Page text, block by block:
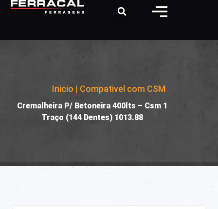
Inicio | Compativel com CSM
Cremalheira P/ Betoneira 400lts – Csm 1
Traço (144 Dentes) 1013.88